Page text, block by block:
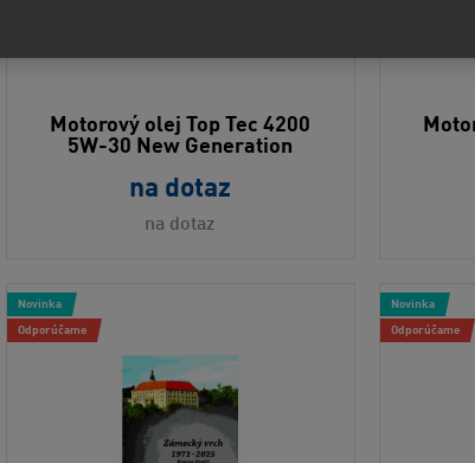
Motorový olej Top Tec 4200
5W-30 New Generation
na dotaz
na dotaz
Novinka
Odporúčame
Novinka
Odporúčame